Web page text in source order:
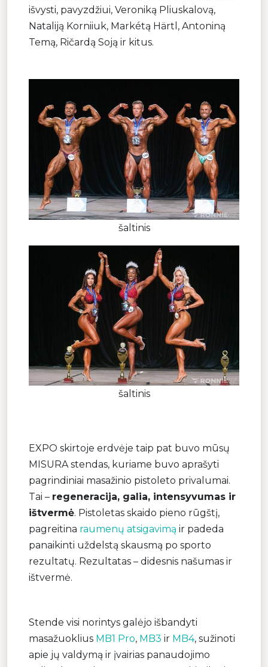
išvysti, pavyzdžiui, Veroniką Pliuskalovą,
Nataliją Korniiuk, Markétą Härtl, Antoniną
Temą, Ričardą Soją ir kitus.
šaltinis
šaltinis
EXPO skirtoje erdvėje taip pat buvo mūsų
MISURA stendas, kuriame buvo aprašyti
pagrindiniai masažinio pistoleto privalumai.
Tai – regeneracija, galia, intensyvumas ir
ištvermė. Pistoletas skaido pieno rūgštį,
pagreitina raumenų atsigavimą ir padeda
panaikinti uždelstą skausmą po sporto
rezultatų. Rezultatas – didesnis našumas ir
ištvermė.
Stende visi norintys galėjo išbandyti
masažuoklius MB1 Pro, MB3 ir MB4, sužinoti
apie jų valdymą ir įvairias panaudojimo